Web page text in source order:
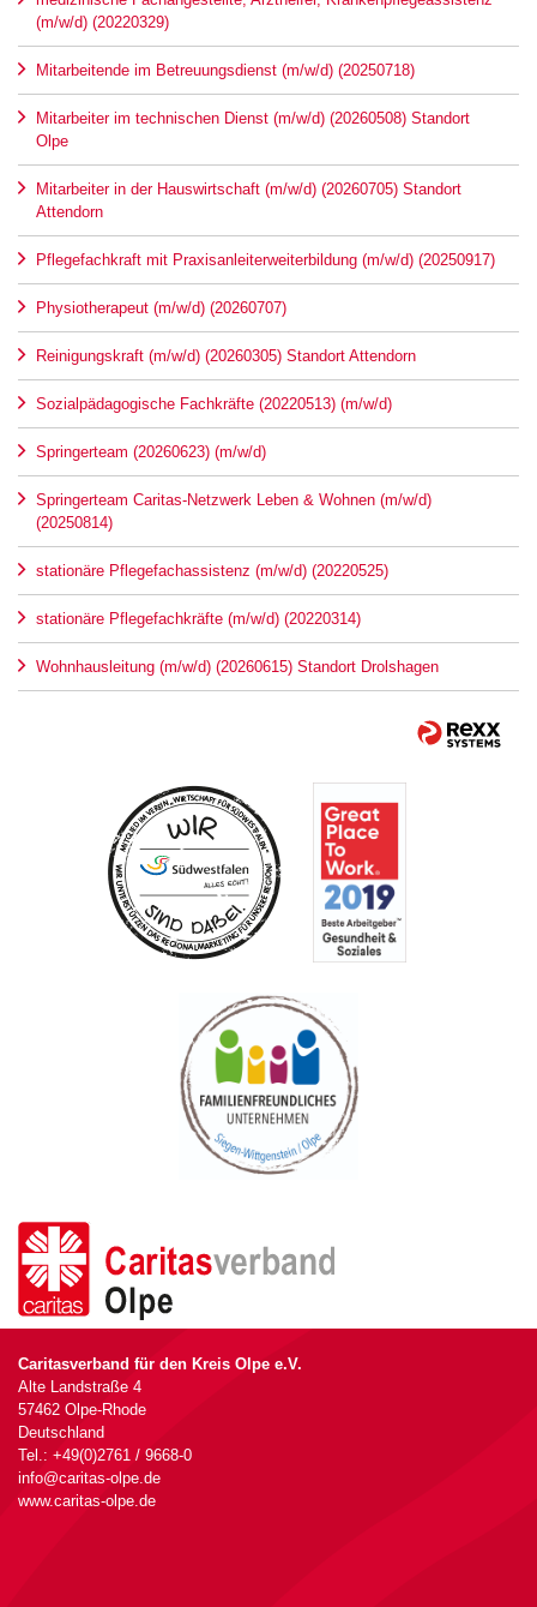
(m/w/d) (20220329)
Mitarbeitende im Betreuungsdienst (m/w/d) (20250718)
Mitarbeiter im technischen Dienst (m/w/d) (20260508) Standort
Olpe
Mitarbeiter in der Hauswirtschaft (m/w/d) (20260705) Standort
Attendorn
Pflegefachkraft mit Praxisanleiterweiterbildung (m/w/d) (20250917)
Physiotherapeut (m/w/d) (20260707)
Reinigungskraft (m/w/d) (20260305) Standort Attendorn
Sozialpädagogische Fachkräfte (20220513) (m/w/d)
Springerteam (20260623) (m/w/d)
Springerteam Caritas-Netzwerk Leben & Wohnen (m/w/d)
(20250814)
stationäre Pflegefachassistenz (m/w/d) (20220525)
stationäre Pflegefachkräfte (m/w/d) (20220314)
Wohnhausleitung (m/w/d) (20260615) Standort Drolshagen
Caritasverband für den Kreis Olpe e.V.
Alte Landstraße 4
57462 Olpe-Rhode
Deutschland
Tel.: +49(0)2761 / 9668-0
info@caritas-olpe.de
www.caritas-olpe.de